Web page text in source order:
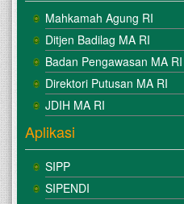
Mahkamah Agung RI
Ditjen Badilag MA RI
Badan Pengawasan MA RI
Direktori Putusan MA RI
JDIH MA RI
Aplikasi
SIPP
SIPENDI